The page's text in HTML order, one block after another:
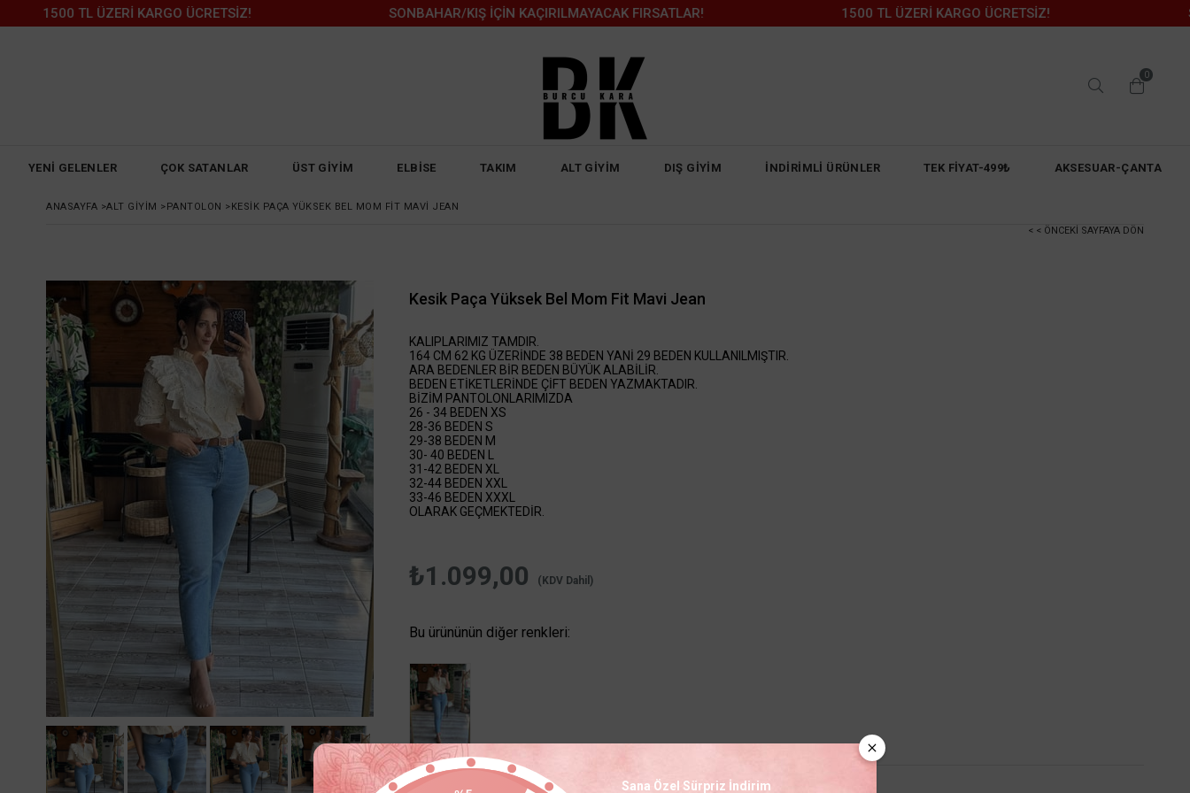
TL ÜZERİ KARGO ÜCRETSİZ! SONBAHAR/KIŞ İÇİN KAÇIRILMAYACAK FIRSATLAR! 1500 TL ÜZERİ KARGO ÜCRETSİZ!
0
YENİ GELENLER ÇOK SATANLAR ÜST GİYİM ELBİSE TAKIM ALT GİYİM DIŞ GİYİM İNDİRİMLİ ÜRÜNLER TEK FİYAT-499₺ AKSESUAR-ÇANTA
ANASAYFA >ALT GİYİM >PANTOLON >KESIK PAÇA YÜKSEK BEL MOM FIT MAVI JEAN
< < ÖNCEKI SAYFAYA DÖN
Kesik Paça Yüksek Bel Mom Fit Mavi Jean
KALIPLARIMIZ TAMDIR.
164 CM 62 KG ÜZERİNDE 38 BEDEN YANİ 29 BEDEN KULLANILMIŞTIR.
ARA BEDENLER BİR BEDEN BÜYÜK ALABİLİR.
BEDEN ETİKETLERİNDE ÇİFT BEDEN YAZMAKTADIR.
BİZİM PANTOLONLARIMIZDA
26 - 34 BEDEN XS
28-36 BEDEN S
29-38 BEDEN M
30- 40 BEDEN L
31-42 BEDEN XL
32-44 BEDEN XXL
33-46 BEDEN XXXL
OLARAK GEÇMEKTEDİR.
₺1.099,00 (KDV Dahil)
Bu ürününün diğer renkleri:
Sana Özel Sürpriz İndirim